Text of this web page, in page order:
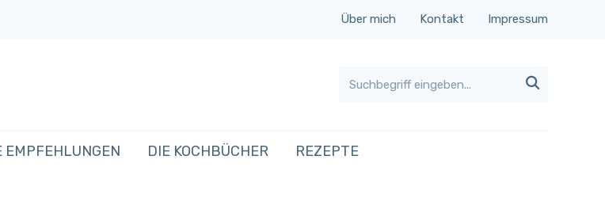
Über mich Kontakt Impressum

EMPFEHLUNGEN DIE KOCHBÜCHER REZEPTE